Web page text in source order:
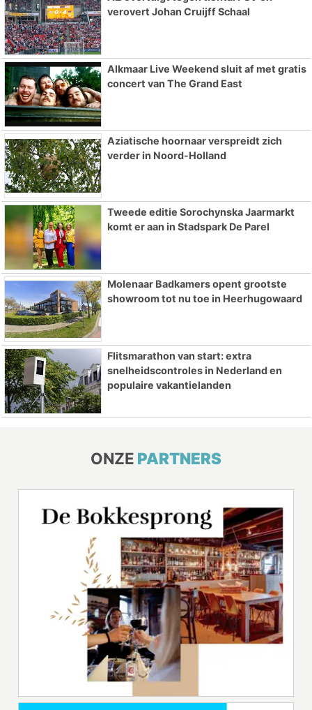
verovert Johan Cruijff Schaal
Alkmaar Live Weekend sluit af met gratis
concert van The Grand East
Aziatische hoornaar verspreidt zich
verder in Noord-Holland
Tweede editie Sorochynska Jaarmarkt
komt er aan in Stadspark De Parel
Molenaar Badkamers opent grootste
showroom tot nu toe in Heerhugowaard
Flitsmarathon van start: extra
snelheidscontroles in Nederland en
populaire vakantielanden
ONZE PARTNERS